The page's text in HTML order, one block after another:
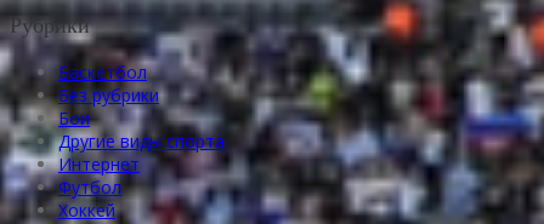
Рубрики
Баскетбол
Без рубрики
Бои
Другие виды спорта
Интернет
Футбол
Хоккей